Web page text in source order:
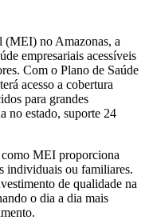
(MEI) no Amazonas, a
empresariais acessíveis
Com o Plano de Saúde
acesso a cobertura
para grandes
no estado, suporte 24
MEI proporciona
individuais ou familiares.
de qualidade na
o dia a dia mais